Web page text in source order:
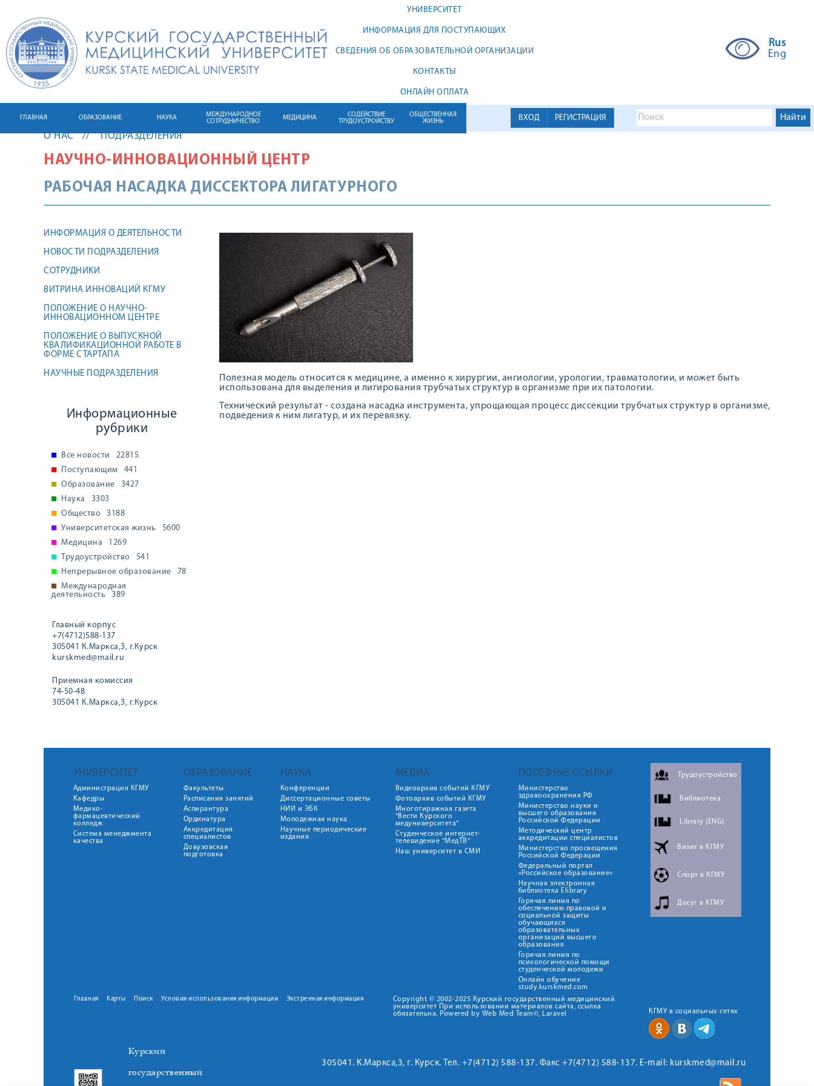
УНИВЕРСИТЕТ
ИНФОРМАЦИЯ ДЛЯ ПОСТУПАЮЩИХ
СВЕДЕНИЯ ОБ ОБРАЗОВАТЕЛЬНОЙ ОРГАНИЗАЦИИ
КОНТАКТЫ
ОНЛАЙН ОПЛАТА
Rus
Eng
ВХОД РЕГИСТРАЦИЯ
ГЛАВНАЯ ОБРАЗОВАНИЕ НАУКА
МЕЖДУНАРОДНОЕ
СОТРУДНИЧЕСТВО
МЕДИЦИНА
СОДЕЙСТВИЕ
ТРУДОУСТРОЙСТВУ
ОБЩЕСТВЕННАЯ
ЖИЗНЬ
О НАС ПОДРАЗДЕЛЕНИЯ
НАУЧНО-ИННОВАЦИОННЫЙ ЦЕНТР
РАБОЧАЯ НАСАДКА ДИССЕКТОРА ЛИГАТУРНОГО
ИНФОРМАЦИЯ О ДЕЯТЕЛЬНОСТИ
НОВОСТИ ПОДРАЗДЕЛЕНИЯ
СОТРУДНИКИ
ВИТРИНА ИННОВАЦИЙ КГМУ
ПОЛОЖЕНИЕ О НАУЧНО-
ИННОВАЦИОННОМ ЦЕНТРЕ
ПОЛОЖЕНИЕ О ВЫПУСКНОЙ
КВАЛИФИКАЦИОННОЙ РАБОТЕ В
ФОРМЕ СТАРТАПА
НАУЧНЫЕ ПОДРАЗДЕЛЕНИЯ
Информационные
рубрики
Все новости
22815
Поступающим
441
Образование
3427
Наука
3303
Общество
3188
Университетская жизнь
5600
Медицина
1269
Трудоустройство
541
Непрерывное образование
78
Международная
деятельность
389
Главный корпус
+7(4712)588-137
305041 К.Маркса,3, г.Курск
kurskmed@mail.ru
Приемная комиссия
74-50-48
305041 К.Маркса,3, г.Курск
Полезная модель относится к медицине, а именно к хирургии, ангиологии, урологии, травматологии, и может быть
использована для выделения и лигирования трубчатых структур в организме при их патологии.
Технический результат - создана насадка инструмента, упрощающая процесс диссекции трубчатых структур в организме,
подведения к ним лигатур, и их перевязку.
УНИВЕРСИТЕТ
Администрация КГМУ
Кафедры
Медико-
фармацевтический
колледж
Система менеджмента
качества
ОБРАЗОВАНИЕ
Факультеты
Расписания занятий
Аспирантура
Ординатура
Аккредитация
специалистов
Довузовская
подготовка
НАУКА
Конференции
Диссертационные советы
НИИ и ЭБК
Молодежная наука
Научные периодические
издания
МЕДИА
Видеоархив событий КГМУ
Фотоархив событий КГМУ
Многотиражная газета
"Вести Курского
медуниверситета"
Студенческое интернет-
телевидение "МедТВ"
Наш университет в СМИ
ПОЛЕЗНЫЕ ССЫЛКИ
Министерство
здравоохранения РФ
Министерство науки и
высшего образования
Российской Федерации
Методический центр
аккредитации специалистов
Министерство просвещения
Российской Федерации
Федеральный портал
«Российское образование»
Научная электронная
библиотека Elibrary
Горячая линия по
обеспечению правовой и
социальной защиты
обучающихся
образовательных
организаций высшего
образования
Горячая линия по
психологической помощи
студенческой молодежи
Онлайн обучение
study.kurskmed.com
Трудоустройство
Библиотека
Library (ENG)
Визит в КГМУ
Спорт в КГМУ
Досуг в КГМУ
Главная Карты Поиск Условия использования информации Экстренная информация
Copyright © 2002-2025 Курский государственный медицинский
университет При использовании материалов сайта, ссылка
обязательна. Powered by Web Med Team©, Laravel
КГМУ в социальных сетях
Курский
государственный
305041. К.Маркса,3, г. Курск. Тел. +7(4712) 588-137. Факс +7(4712) 588-137. E-mail: kurskmed@mail.ru